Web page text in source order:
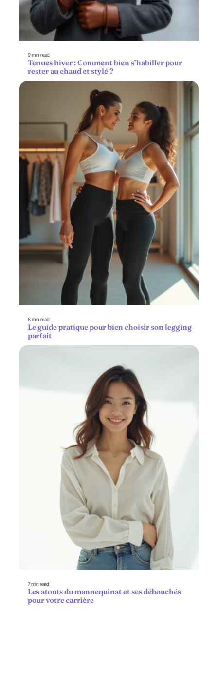
9 min read
Tenues hiver : Comment bien s’habiller pour
rester au chaud et stylé ?
8 min read
Le guide pratique pour bien choisir son legging
parfait
7 min read
Les atouts du mannequinat et ses débouchés
pour votre carrière